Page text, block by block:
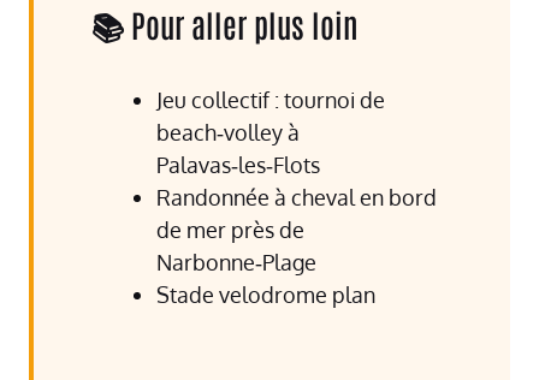
📚 Pour aller plus loin
Jeu collectif : tournoi de
beach‑volley à
Palavas‑les‑Flots
Randonnée à cheval en bord
de mer près de
Narbonne‑Plage
Stade velodrome plan